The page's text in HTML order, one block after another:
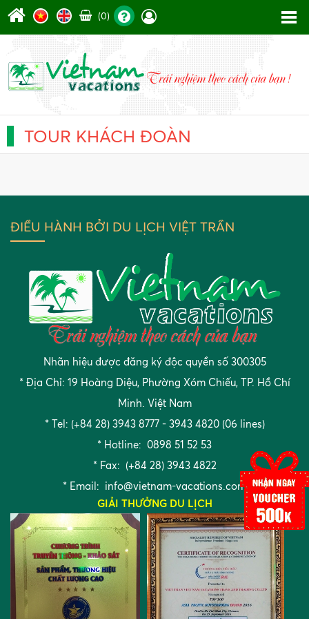
(0)
TOUR KHÁCH ĐOÀN
ĐIỀU HÀNH BỞI DU LỊCH VIỆT TRẦN
Nhãn hiệu được đăng ký độc quyền số 300305
* Địa Chỉ: 19 Hoàng Diệu, Phường Xóm Chiếu, TP. Hồ Chí
Minh. Việt Nam
* Tel: (+84 28) 3943 8777 - 3943 4820 (06 lines)
* Hotline: 0898 51 52 53
* Fax: (+84 28) 3943 4822
* Email: info@vietnam-vacations.com
GIẢI THƯỞNG DU LỊCH